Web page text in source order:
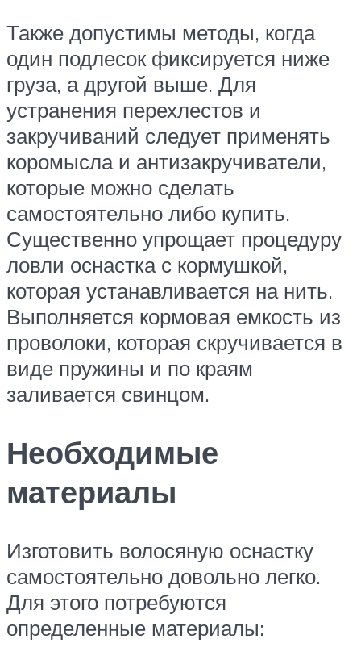
Также допустимы методы, когда
один подлесок фиксируется ниже
груза, а другой выше. Для
устранения перехлестов и
закручиваний следует применять
коромысла и антизакручиватели,
которые можно сделать
самостоятельно либо купить.
Существенно упрощает процедуру
ловли оснастка с кормушкой,
которая устанавливается на нить.
Выполняется кормовая емкость из
проволоки, которая скручивается в
виде пружины и по краям
заливается свинцом.
Необходимые
материалы
Изготовить волосяную оснастку
самостоятельно довольно легко.
Для этого потребуются
определенные материалы: